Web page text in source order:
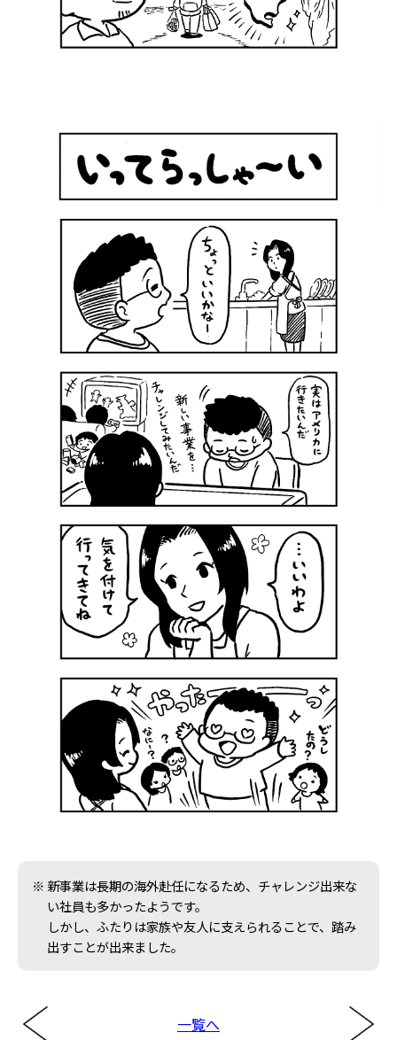
新事業は長期の海外赴任になるため、チャレンジ出来な
い社員も多かったようです。
しかし、ふたりは家族や友人に支えられることで、踏み
出すことが出来ました。
一覧へ